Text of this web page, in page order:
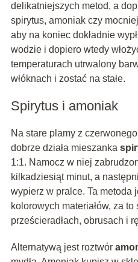
delikatniejszych metod, a
spirytus, amoniak czy
aby na koniec dokładnie
wodzie i dopiero wtedy
temperaturach utrwalony
włóknach i zostać na stałe.
Spirytus i amoniak
Na stare plamy z
dobrze działa mieszanka
1:1. Namocz w niej
kilkadziesiąt minut, a
wypierz w pralce. Ta metoda
kolorowych materiałów, za
prześcieradłach, obrusach i
Alternatywą jest roztwór